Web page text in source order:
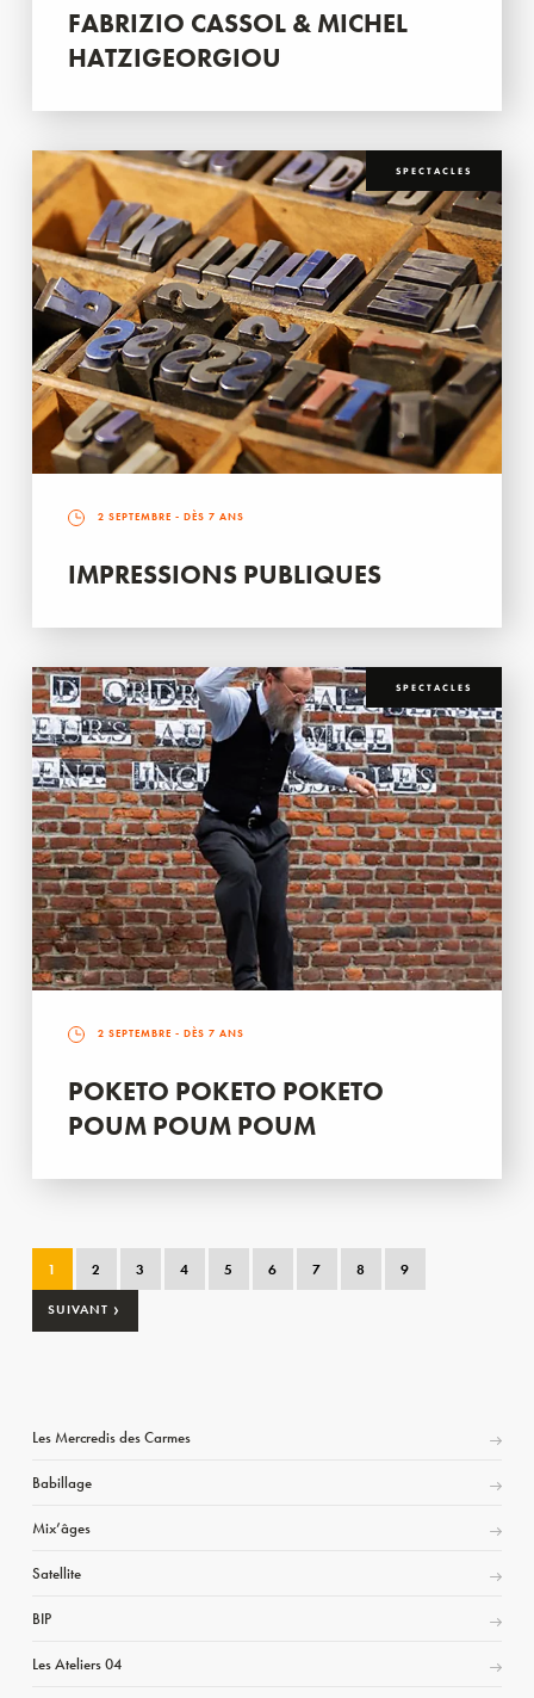
FABRIZIO CASSOL & MICHEL
HATZIGEORGIOU
SPECTACLES
2 SEPTEMBRE - DÈS 7 ANS
IMPRESSIONS PUBLIQUES
SPECTACLES
2 SEPTEMBRE - DÈS 7 ANS
POKETO POKETO POKETO
POUM POUM POUM
1 2 3 4 5 6 7 8 9
SUIVANT ›
Les Mercredis des Carmes
Babillage
Mix’âges
Satellite
BIP
Les Ateliers 04